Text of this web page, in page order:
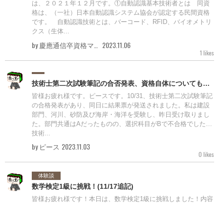
は、２０２１年１２月です。①自動認識基本技術者とは 同資
格は、（一社）日本自動認識システム協会が認定する民間資格
です。 自動認識技術とは、バーコード、RFID、バイオメトリ
クス（生体...
2023.11.06
1 likes
技術士第二次試験筆記の合否発表、資格自体についても…
皆様お疲れ様です。ピースです。10/31、技術士第二次試験筆記
の合格発表があり、同日に結果票が発送されました。私は建設
部門、河川、砂防及び海岸・海洋を受験し、昨日受け取りまし
た。部門共通はAだったものの、選択科目がBで不合格でした…
技術...
by ピース 2023.11.03
0 likes
体験談
数学検定1級に挑戦！(11/17追記)
皆様お疲れ様です！本日は、数学検定1級に挑戦しました！内容